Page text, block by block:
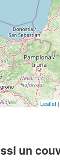
Leaflet
un